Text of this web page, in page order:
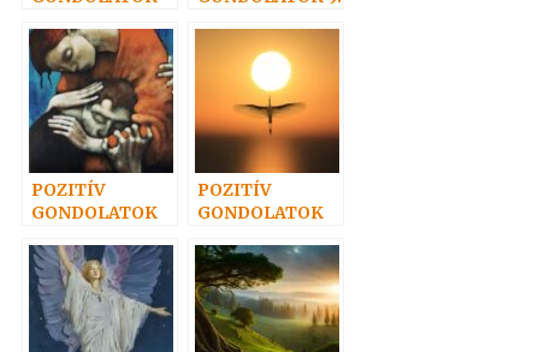
POZITÍV
GONDOLATOK
POZITÍV
GONDOLATOK